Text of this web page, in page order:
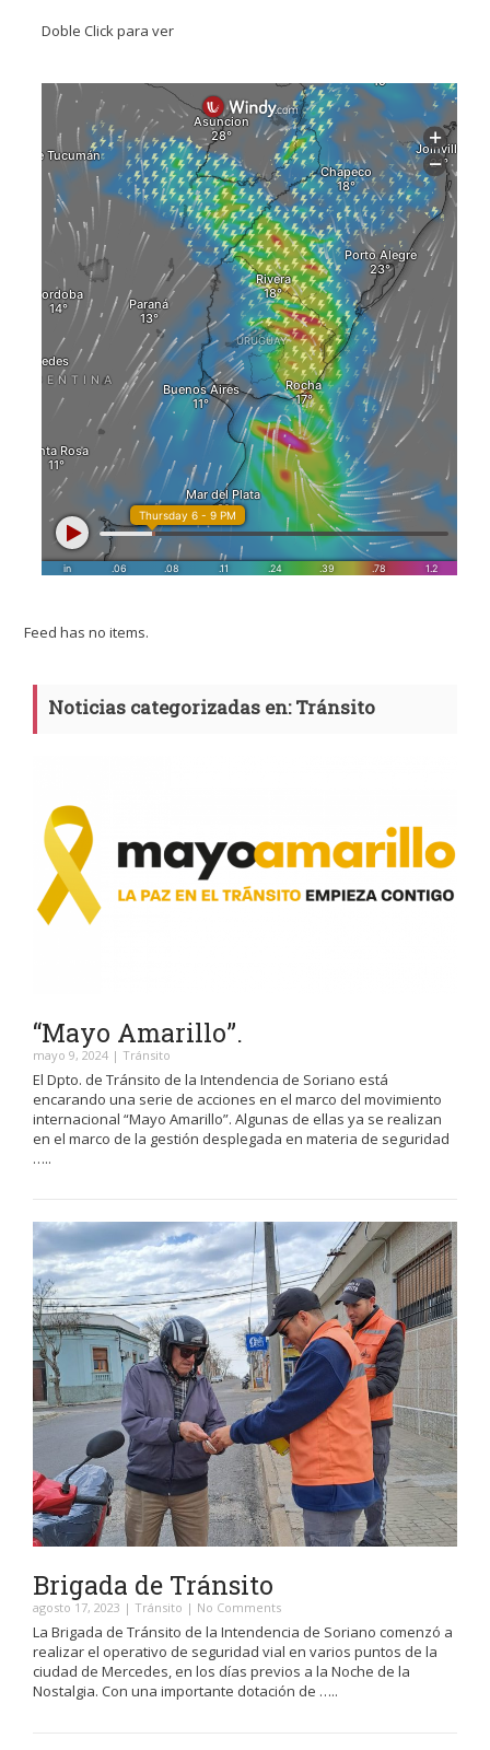
Doble Click para ver
Feed has no items.
Noticias categorizadas en: Tránsito
“Mayo Amarillo”.
mayo 9, 2024 | Tránsito
El Dpto. de Tránsito de la Intendencia de Soriano está
encarando una serie de acciones en el marco del movimiento
internacional “Mayo Amarillo”. Algunas de ellas ya se realizan
en el marco de la gestión desplegada en materia de seguridad
…..
Brigada de Tránsito
agosto 17, 2023 | Tránsito | No Comments
La Brigada de Tránsito de la Intendencia de Soriano comenzó a
realizar el operativo de seguridad vial en varios puntos de la
ciudad de Mercedes, en los días previos a la Noche de la
Nostalgia. Con una importante dotación de …..